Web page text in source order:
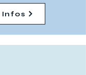
Infos